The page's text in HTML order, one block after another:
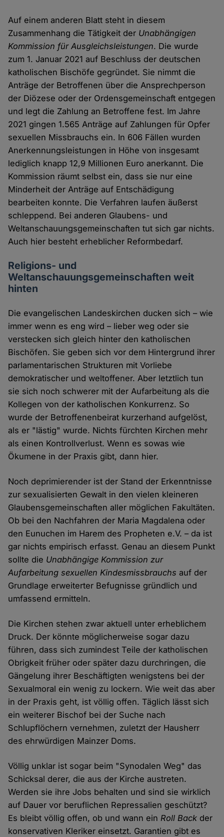
Auf einem anderen Blatt steht in diesem
Zusammenhang die Tätigkeit der Unabhängigen
Kommission für Ausgleichsleistungen. Die wurde
zum 1. Januar 2021 auf Beschluss der deutschen
katholischen Bischöfe gegründet. Sie nimmt die
Anträge der Betroffenen über die Ansprechperson
der Diözese oder der Ordensgemeinschaft entgegen
und legt die Zahlung an Betroffene fest. Im Jahre
2021 gingen 1.565 Anträge auf Zahlungen für Opfer
sexuellen Missbrauchs ein. In 606 Fällen wurden
Anerkennungsleistungen in Höhe von insgesamt
lediglich knapp 12,9 Millionen Euro anerkannt. Die
Kommission räumt selbst ein, dass sie nur eine
Minderheit der Anträge auf Entschädigung
bearbeiten konnte. Die Verfahren laufen äußerst
schleppend. Bei anderen Glaubens- und
Weltanschauungsgemeinschaften tut sich gar nichts.
Auch hier besteht erheblicher Reformbedarf.
Religions- und
Weltanschauungsgemeinschaften weit
hinten
Die evangelischen Landeskirchen ducken sich – wie
immer wenn es eng wird – lieber weg oder sie
verstecken sich gleich hinter den katholischen
Bischöfen. Sie geben sich vor dem Hintergrund ihrer
parlamentarischen Strukturen mit Vorliebe
demokratischer und weltoffener. Aber letztlich tun
sie sich noch schwerer mit der Aufarbeitung als die
Kollegen von der katholischen Konkurrenz. So
wurde der Betroffenenbeirat kurzerhand aufgelöst,
als er "lästig" wurde. Nichts fürchten Kirchen mehr
als einen Kontrollverlust. Wenn es sowas wie
Ökumene in der Praxis gibt, dann hier.
Noch deprimierender ist der Stand der Erkenntnisse
zur sexualisierten Gewalt in den vielen kleineren
Glaubensgemeinschaften aller möglichen Fakultäten.
Ob bei den Nachfahren der Maria Magdalena oder
den Eunuchen im Harem des Propheten e.V. – da ist
gar nichts empirisch erfasst. Genau an diesem Punkt
sollte die Unabhängige Kommission zur
Aufarbeitung sexuellen Kindesmissbrauchs auf der
Grundlage erweiterter Befugnisse gründlich und
umfassend ermitteln.
Die Kirchen stehen zwar aktuell unter erheblichem
Druck. Der könnte möglicherweise sogar dazu
führen, dass sich zumindest Teile der katholischen
Obrigkeit früher oder später dazu durchringen, die
Gängelung ihrer Beschäftigten wenigstens bei der
Sexualmoral ein wenig zu lockern. Wie weit das aber
in der Praxis geht, ist völlig offen. Täglich lässt sich
ein weiterer Bischof bei der Suche nach
Schlupflöchern vernehmen, zuletzt der Hausherr
des ehrwürdigen Mainzer Doms.
Völlig unklar ist sogar beim "Synodalen Weg" das
Schicksal derer, die aus der Kirche austreten.
Werden sie ihre Jobs behalten und sind sie wirklich
auf Dauer vor beruflichen Repressalien geschützt?
Es bleibt völlig offen, ob und wann einRoll Back der
konservativen Kleriker einsetzt. Garantien gibt es